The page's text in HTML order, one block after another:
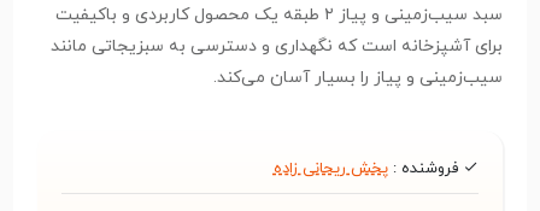
سبد سیب‌زمینی و پیاز ۲ طبقه یک محصول کاربردی و باکیفیت
برای آشپزخانه است که نگهداری و دسترسی به سبزیجاتی مانند
سیب‌زمینی و پیاز را بسیار آسان می‌کند.
فروشنده :پخش ریحانی زاده